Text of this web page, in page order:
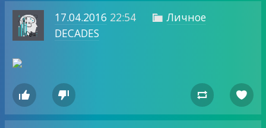
17.04.2016 22:54  Личное
DECADES
   